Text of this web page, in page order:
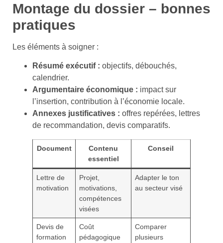
Montage du dossier – bonnes
pratiques
Les éléments à soigner :
Résumé exécutif : objectifs, débouchés,
calendrier.
Argumentaire économique : impact sur
l’insertion, contribution à l’économie locale.
Annexes justificatives : offres repérées, lettres
de recommandation, devis comparatifs.
Document
Contenu
essentiel
Conseil
Lettre de
motivation
Projet,
motivations,
compétences
visées
Adapter le ton
au secteur visé
Devis de
formation
Coût
pédagogique
Comparer
plusieurs